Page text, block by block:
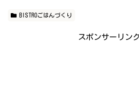
BISTROごはんづくり
スポンサーリンク